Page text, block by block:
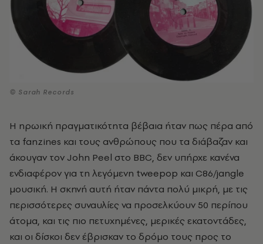
© Sarah Records
Η ηρωική πραγματικότητα βέβαια ήταν πως πέρα από
τα fanzines και τους ανθρώπους που τα διάβαζαν και
άκουγαν τον John Peel στο BBC, δεν υπήρχε κανένα
ενδιαφέρον για τη λεγόμενη tweepop και C86/jangle
μουσική. Η σκηνή αυτή ήταν πάντα πολύ μικρή, με τις
περισσότερες συναυλίες να προσελκύουν 50 περίπου
άτομα, και τις πιο πετυχημένες, μερικές εκατοντάδες,
και οι δίσκοι δεν έβρισκαν το δρόμο τους προς το